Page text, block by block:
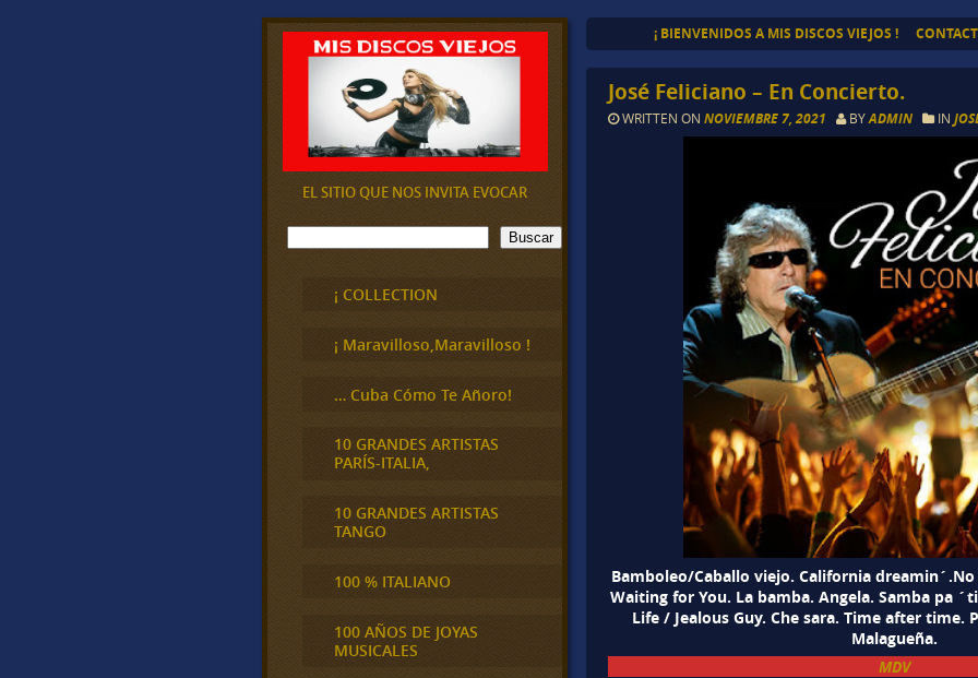
¡ BIENVENIDOS A MIS DISCOS VIEJOS !
José Feliciano – En Concierto.
WRITTEN ONNOVIEMBRE 7, 2021 BYADMIN IN
Bamboleo/Caballo viejo. California
Waiting for You. La bamba. Angela. Samba pa
Life / Jealous Guy. Che sara. Time after time.
Malagueña.
MDV
EL SITIO QUE NOS INVITA EVOCAR
B
u
Buscar
¡ COLLECTION
¡ Maravilloso,Maravilloso !
… Cuba Cómo Te Añoro!
10 GRANDES ARTISTAS
PARÍS-ITALIA,
10 GRANDES ARTISTAS
TANGO
100 % ITALIANO
100 AÑOS DE JOYAS
MUSICALES